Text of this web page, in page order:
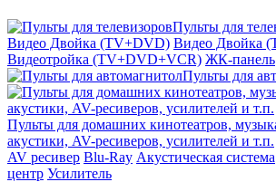
Пульты для
Видео Двойка (TV+DVD) Видео Двойка
Видеотройка (TV+DVD+VCR) ЖК-панель
Пульты для
Пульты для домашних кинотеатров,
акустики, AV-ресиверов, усилителей и т.п.
AV ресивер Blu-Ray Акустическая система
центр Усилитель